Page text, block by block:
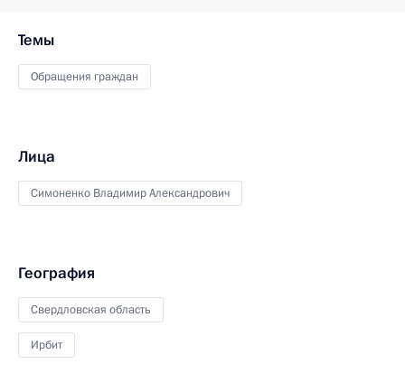
Темы
Обращения граждан
Лица
Симоненко Владимир Александрович
География
Свердловская область
Ирбит